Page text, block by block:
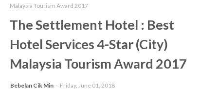
Malaysia Tourism Award 2017
The Settlement Hotel : Best
Hotel Services 4-Star (City)
Malaysia Tourism Award 2017
Bebelan Cik Min Friday, June 01, 2018